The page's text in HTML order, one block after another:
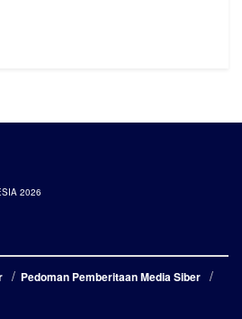
2026
Pedoman Pemberitaan Media Siber